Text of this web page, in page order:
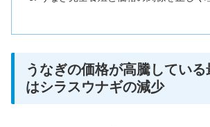
うなぎの価格が高騰している
はシラスウナギの減少